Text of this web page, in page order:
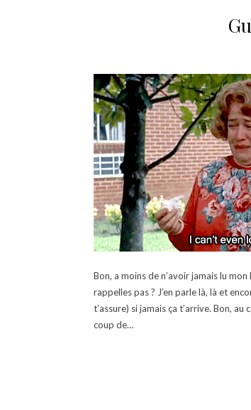
Bon, a moins de n’avoir jamais lu
rappelles pas ? J’en parle là, là et
t’assure) si jamais ça t’arrive. Bon,
coup de…